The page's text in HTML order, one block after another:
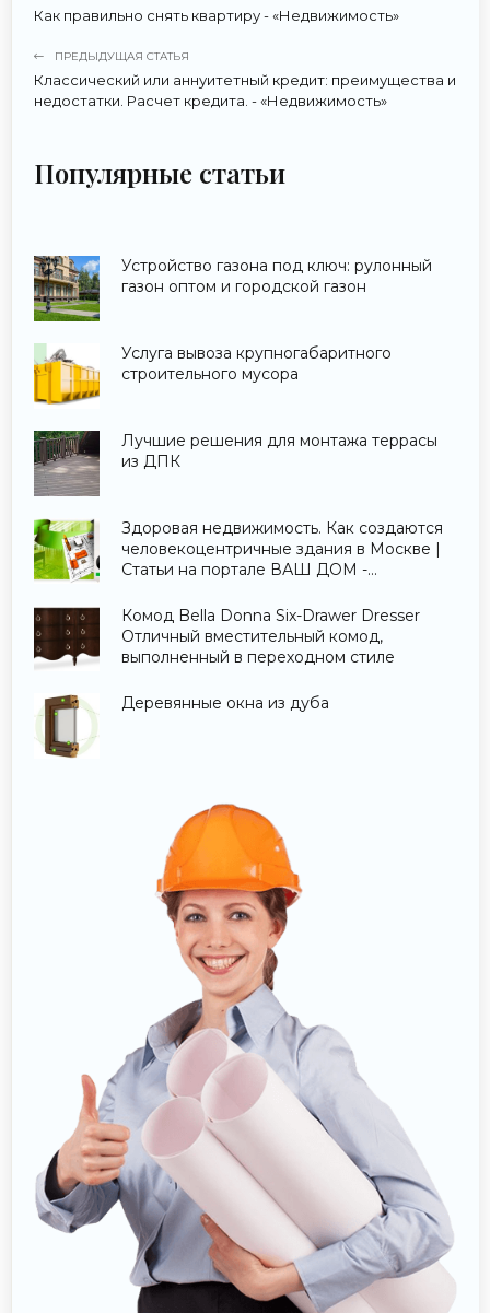
Как правильно снять квартиру - «Недвижимость»
ПРЕДЫДУЩАЯ СТАТЬЯ
Классический или аннуитетный кредит: преимущества и
недостатки. Расчет кредита. - «Недвижимость»
Популярные статьи
Устройство газона под ключ: рулонный
газон оптом и городской газон
Услуга вывоза крупногабаритного
строительного мусора
Лучшие решения для монтажа террасы
из ДПК
Здоровая недвижимость. Как создаются
человекоцентричные здания в Москве |
Статьи на портале ВАШ ДОМ -
Комод Bella Donna Six-Drawer Dresser
Отличный вместительный комод,
выполненный в переходном стиле
Деревянные окна из дуба